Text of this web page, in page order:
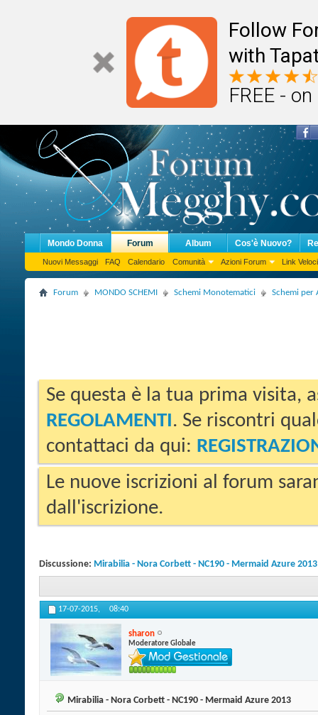
Follow
with
FREE -
Mondo Donna Forum
Nuovi Messaggi FAQ Calendario Comunità Azioni Forum Link Veloci
Album Cos'è Nuovo?
Forum MONDO SCHEMI Schemi Monotematici Schemi per
Se questa è la tua prima visita,
REGOLAMENTI. Se riscontri
contattaci da qui:
Le nuove iscrizioni al forum
dall'iscrizione.
Discussione: Mirabilia - Nora Corbett - NC190 - Mermaid Azure 2013
17-07-2015, 08:40
sharon
Moderatore Globale
Mirabilia - Nora Corbett - NC190 - Mermaid Azure 2013